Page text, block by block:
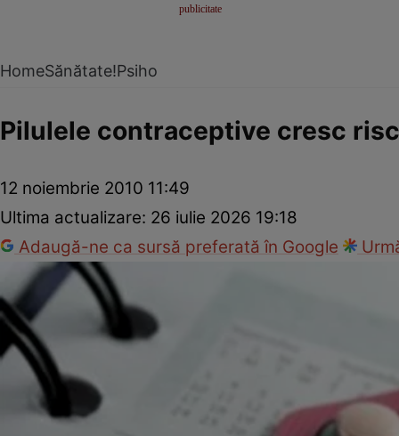
HomeSănătate!Psiho
Pilulele contraceptive cresc
12 noiembrie 2010 11:49
Ultima actualizare: 26 iulie 2026 19:18
Adaugă-ne ca sursă preferată în Google